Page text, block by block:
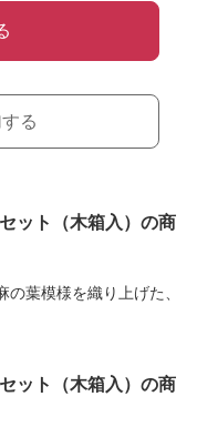
る
ット（木箱入）の商
葉模様を織り上げた、
ット（木箱入）の商